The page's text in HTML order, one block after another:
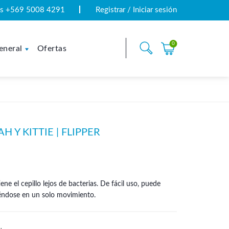
+569 5008 4291 Registrar / Iniciar sesión
Ofertas
0
Y KITTIE | FLIPPER
el cepillo lejos de bacterias. De fácil uso, puede
en un solo movimiento.